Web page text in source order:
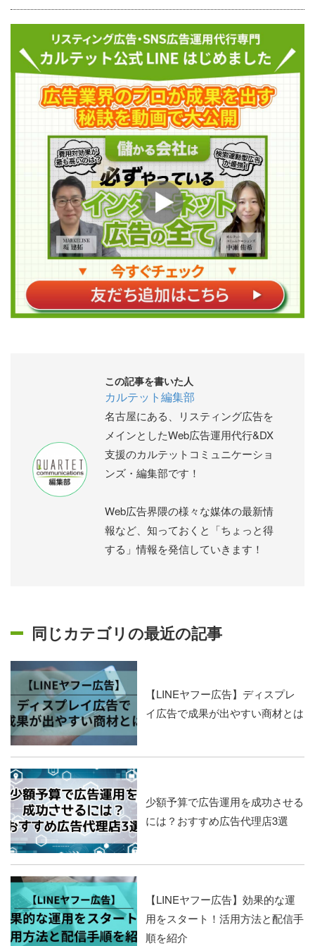
この記事を書いた人
カルテット編集部
名古屋にある、リスティング広告を
メインとしたWeb広告運用代行&DX
支援のカルテットコミュニケーショ
ンズ・編集部です！
Web広告界隈の様々な媒体の最新情
報など、知っておくと「ちょっと得
する」情報を発信していきます！
同じカテゴリの最近の記事
【LINEヤフー広告】ディスプレ
イ広告で成果が出やすい商材とは
少額予算で広告運用を成功させる
には？おすすめ広告代理店3選
【LINEヤフー広告】効果的な運
用をスタート！活用方法と配信手
順を紹介